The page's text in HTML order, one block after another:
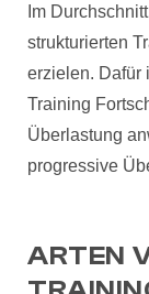
Im
strukturierten
erzielen. Dafür
Training
Überlastung
progressive
ARTEN